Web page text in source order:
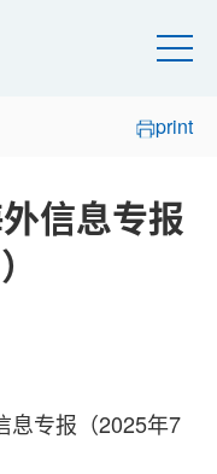
print
信息专报
息专报（2025年7